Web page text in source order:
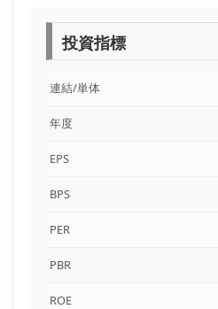
投資指標
連結/単体
年度
EPS
BPS
PER
PBR
ROE